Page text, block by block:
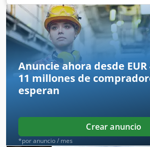
Dksdezq S Hzjpfx Ak Uor -Cinta
Anuncie ahora desde EUR
11 millones de
esperan
Crear anuncio
*por anuncio / mes